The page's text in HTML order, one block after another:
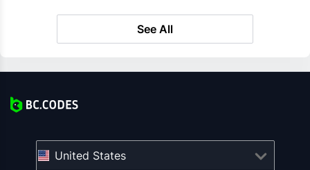
See All
United States